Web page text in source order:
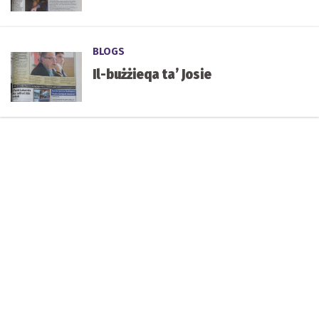
BLOGS
Il-bużżieqa ta’ Josie